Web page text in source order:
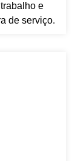
e
de serviço.